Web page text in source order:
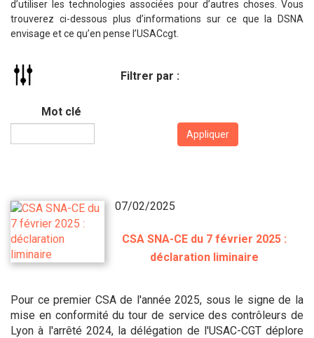
d’utiliser les technologies associées pour d’autres choses. Vous
trouverez ci-dessous plus d’informations sur ce que la DSNA
envisage et ce qu’en pense l’USACcgt.
Filtrer par :
Mot clé
Appliquer
07/02/2025
CSA SNA-CE du 7 février 2025 :
déclaration liminaire
Pour ce premier CSA de l'année 2025, sous le signe de la
mise en conformité du tour de service des contrôleurs de
Lyon à l'arrêté 2024, la délégation de l'USAC-CGT déplore